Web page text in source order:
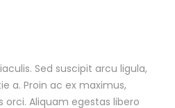
Sed suscipit arcu ligula,
a. Proin ac ex maximus,
orci. Aliquam egestas libero